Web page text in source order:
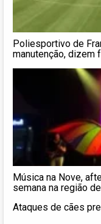
Poliesportivo de
manutenção, dizem
Música na Nove,
semana na região
Ataques de cães